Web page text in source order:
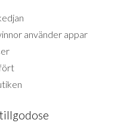
använder appar